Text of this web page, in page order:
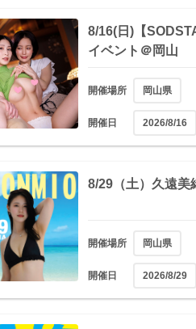
8/16(日)【
イベント＠岡山
開催場所 岡山県
開催日 2026/8/16
8/29（土）久遠美
開催場所 岡山県
開催日 2026/8/29